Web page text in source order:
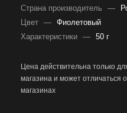
Страна производитель
—
Цвет — Фиолетовый
Характеристики — 50 г
Цена действительна только
магазина и может отличаться
магазинах